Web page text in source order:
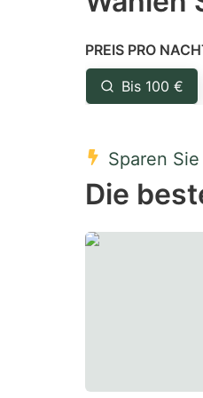
Press
mark
key
get
the
PREIS PRO
Bis 100 €
Sparen
Die